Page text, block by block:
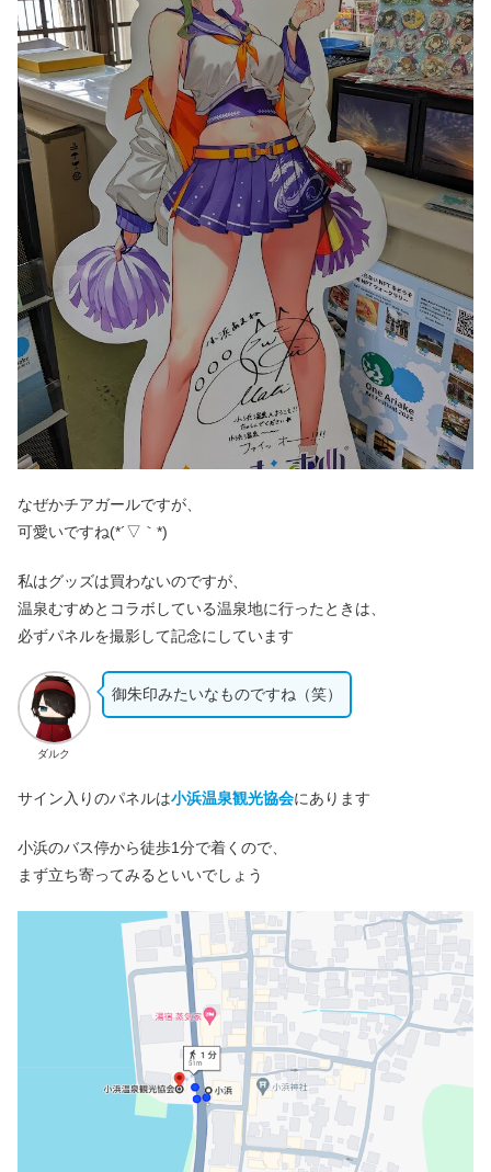
なぜかチアガールですが、
可愛いですね(*´▽｀*)
私はグッズは買わないのですが、
温泉むすめとコラボしている温泉地に行ったときは、
必ずパネルを撮影して記念にしています
ダルク
御朱印みたいなものですね（笑）
サイン入りのパネルは小浜温泉観光協会にあります
小浜のバス停から徒歩1分で着くので、
まず立ち寄ってみるといいでしょう